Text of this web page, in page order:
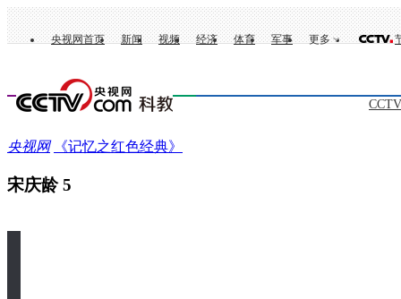
央视网首页 新闻 视频 经济 体育 军事 更多
央视网 《记忆之红色经典》
宋庆龄 5